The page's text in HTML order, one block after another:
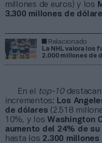
millones de euros) y los
3.300 millones de
Relacionado
La NHL valora los
2.000 millones de
En el top-10destacan
incrementos: Los
de dólares (2.518
10%, y los Washington
aumento del 24% de su
hasta los 2.300